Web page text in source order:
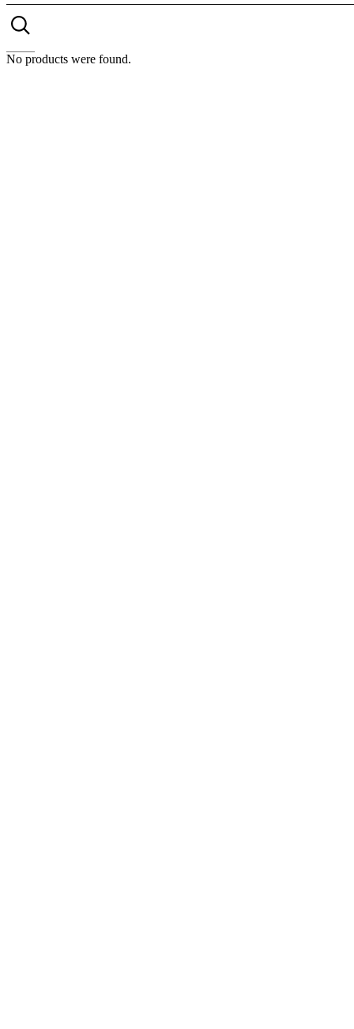
No products were found.